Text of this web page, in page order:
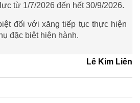
từ 1/7/2026 đến hết 30/9/2026.
đối với xăng tiếp tục thực hiện
đặc biệt hiện hành.
Lê Kim Liên